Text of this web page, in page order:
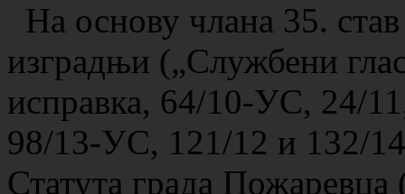
На основу члана 35.
изградњи („Службени
исправка, 64/10-УС, 24/
98/13-УС, 121/12 и 132/
Статута града